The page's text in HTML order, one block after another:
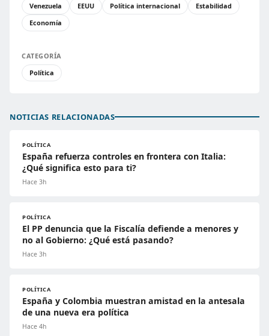
Venezuela
EEUU Política internacional
Estabilidad
Economía
CATEGORÍA
Política
NOTICIAS RELACIONADAS
POLÍTICA
España refuerza controles en frontera con Italia:
¿Qué significa esto para ti?
Hace 3h
POLÍTICA
El PP denuncia que la Fiscalía defiende a menores y
no al Gobierno: ¿Qué está pasando?
Hace 3h
POLÍTICA
España y Colombia muestran amistad en la antesala
de una nueva era política
Hace 4h